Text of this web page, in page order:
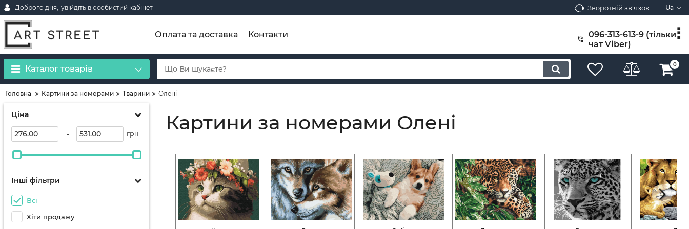
Доброго дня, увійдіть в особистий кабінет Зворотній зв'язок Ua
Оплата та доставка Контакти
096-313-613-9 (тільки
чат Viber)
Каталог товарів 0
Головна Картини за номерами Тварини Олені
Ціна
- грн
Інші фільтри
Всі
Хіти продажу
Картини за номерами Олені